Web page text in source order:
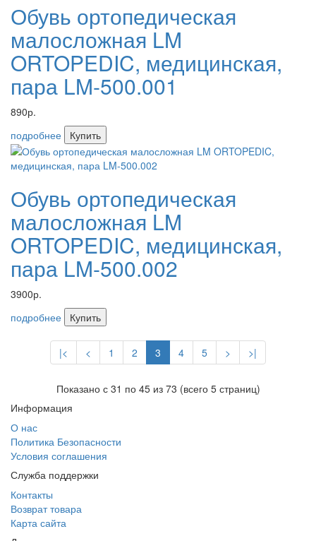
Обувь ортопедическая
малосложная LM
ORTOPEDIC, медицинская,
пара LM-500.001
890р.
подробнее
Купить
Обувь ортопедическая
малосложная LM
ORTOPEDIC, медицинская,
пара LM-500.002
3900р.
подробнее
Купить
|< < 1 2 3 4 5 > >|
Показано с 31 по 45 из 73 (всего 5 страниц)
Информация
О нас
Политика Безопасности
Условия соглашения
Служба поддержки
Контакты
Возврат товара
Карта сайта